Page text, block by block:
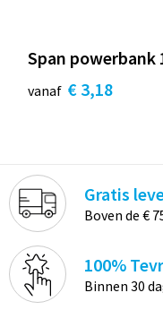
Span powerbank
vanaf € 3,18
Gratis
Boven de €
100%
Binnen 30